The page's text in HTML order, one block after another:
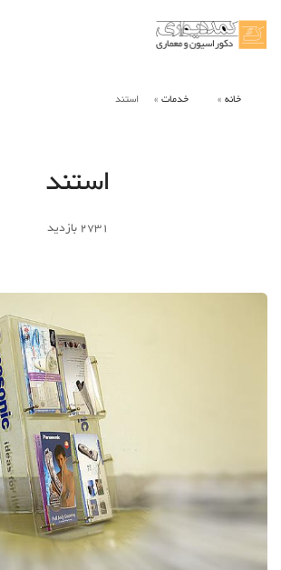
خانه خدمات استند
استند
2731 بازدید